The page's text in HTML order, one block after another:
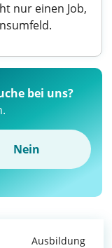
nur einen Job,
bei uns?
Nein
Ausbildung